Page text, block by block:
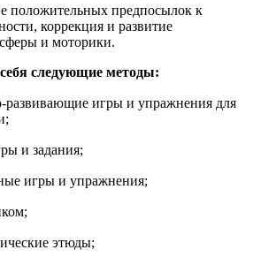
положительных предпосылок к
коррекция и развитие
и моторики.
следующие методы:
развивающие игры и упражнения для
и задания;
игры и упражнения;
этюды;